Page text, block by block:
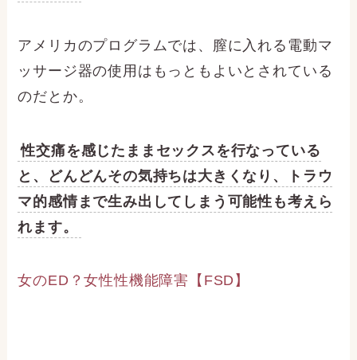
アメリカのプログラムでは、膣に入れる電動マ
ッサージ器の使用はもっともよいとされている
のだとか。
性交痛を感じたままセックスを行なっている
と、どんどんその気持ちは大きくなり、トラウ
マ的感情まで生み出してしまう可能性も考えら
れます。
女のED？女性性機能障害【FSD】